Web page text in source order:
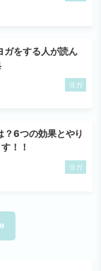
ガをする人が読ん
ヨガ
？6つの効果とやり
！！
ヨガ